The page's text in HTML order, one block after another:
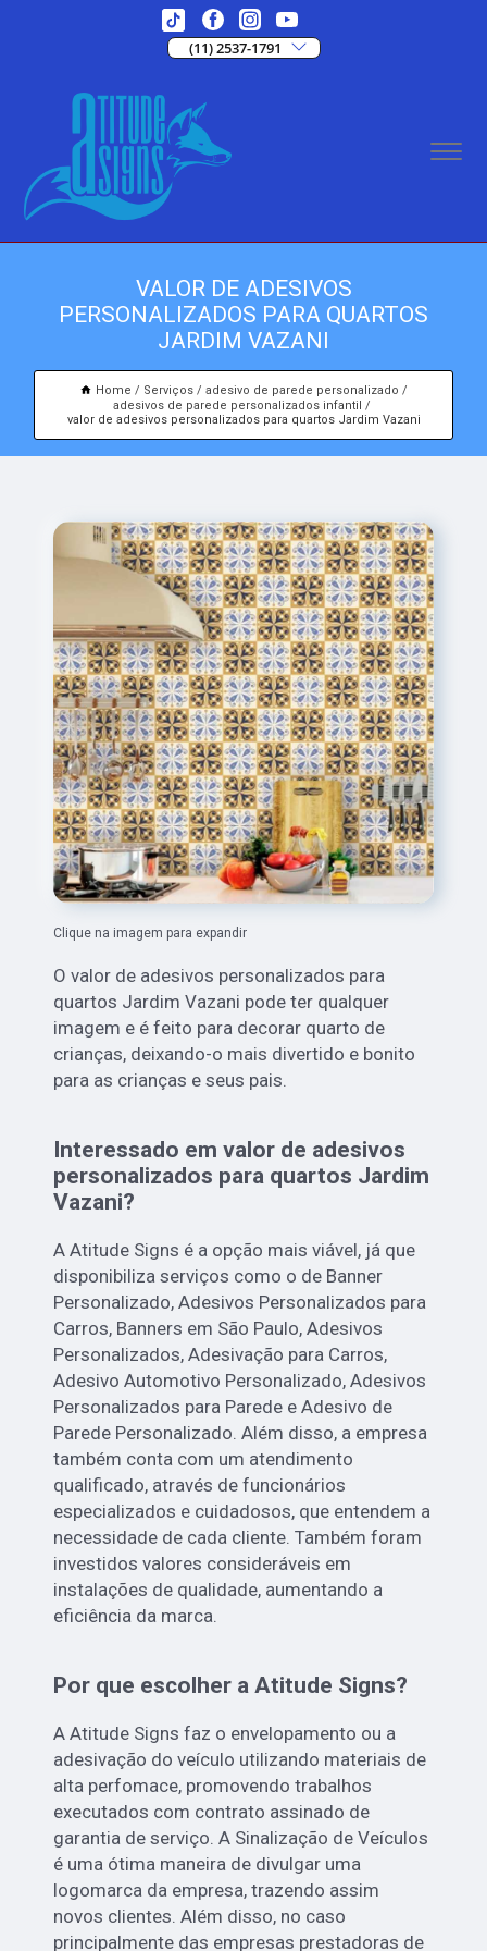
(11) 2537-1791
VALOR DE ADESIVOS
PERSONALIZADOS PARA QUARTOS
JARDIM VAZANI
Home Serviços
adesivo de parede personalizado
adesivos de parede personalizados infantil
valor de adesivos personalizados para quartos Jardim Vazani
Clique na imagem para expandir
O valor de adesivos personalizados para
quartos Jardim Vazani pode ter qualquer
imagem e é feito para decorar quarto de
crianças, deixando-o mais divertido e bonito
para as crianças e seus pais.
Interessado em valor de adesivos
personalizados para quartos Jardim
Vazani?
A Atitude Signs é a opção mais viável, já que
disponibiliza serviços como o de Banner
Personalizado, Adesivos Personalizados para
Carros, Banners em São Paulo, Adesivos
Personalizados, Adesivação para Carros,
Adesivo Automotivo Personalizado, Adesivos
Personalizados para Parede e Adesivo de
Parede Personalizado. Além disso, a empresa
também conta com um atendimento
qualificado, através de funcionários
especializados e cuidadosos, que entendem a
necessidade de cada cliente. Também foram
investidos valores consideráveis em
instalações de qualidade, aumentando a
eficiência da marca.
Por que escolher a Atitude Signs?
A Atitude Signs faz o envelopamento ou a
adesivação do veículo utilizando materiais de
alta perfomace, promovendo trabalhos
executados com contrato assinado de
garantia de serviço. A Sinalização de Veículos
é uma ótima maneira de divulgar uma
logomarca da empresa, trazendo assim
novos clientes. Além disso, no caso
principalmente das empresas prestadoras de